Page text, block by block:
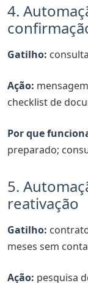
4.
Gatilho:
Ação:
checklist de
Por que
preparado;
5.
reativação
Gatilho:
meses sem
Ação: pesquisa